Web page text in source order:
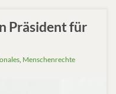
Präsident für
Menschenrechte